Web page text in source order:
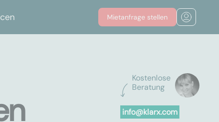
Mietanfrage stellen
Kostenlose
Beratung
info@klarx.com